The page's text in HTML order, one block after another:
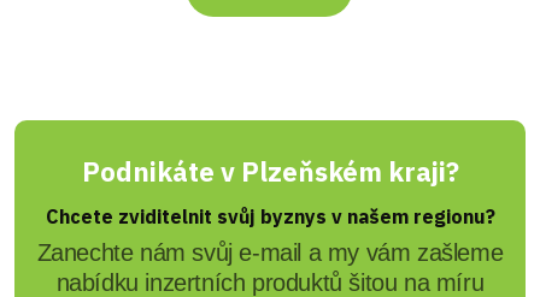
Podnikáte v Plzeňském kraji?
Chcete zviditelnit svůj byznys v našem regionu?
Zanechte nám svůj e-mail a my vám zašleme
nabídku inzertních produktů šitou na míru